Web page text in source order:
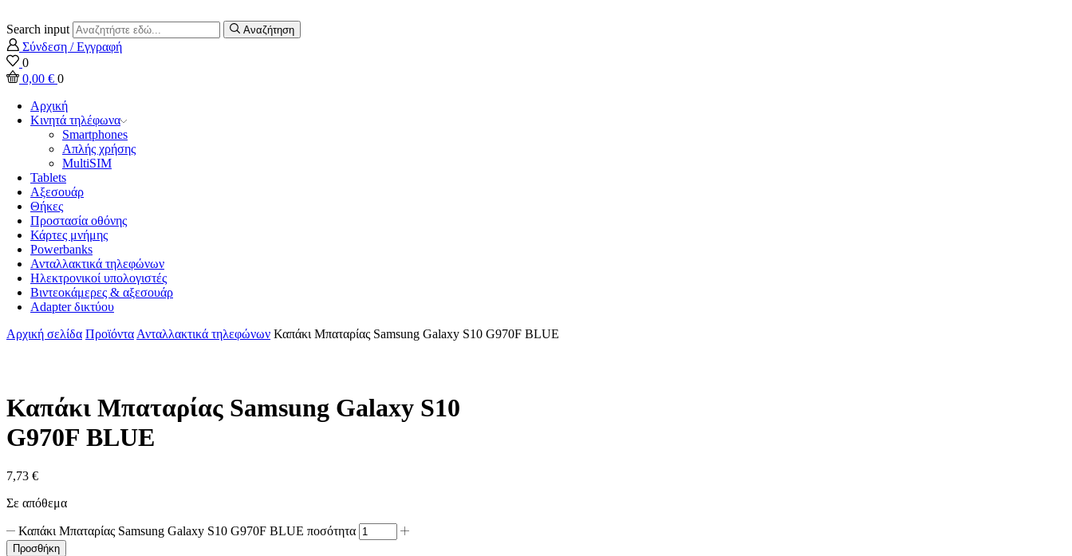
Search input Αναζήτηση
Σύνδεση / Εγγραφή
0
0,00 € 0
Αρχική
Κινητά τηλέφωνα
Smartphones
Απλής χρήσης
MultiSIM
Tablets
Αξεσουάρ
Θήκες
Προστασία οθόνης
Κάρτες μνήμης
Powerbanks
Ανταλλακτικά τηλεφώνων
Ηλεκτρονικοί υπολογιστές
Βιντεοκάμερες & αξεσουάρ
Adapter δικτύου
Αρχική σελίδα Προϊόντα Ανταλλακτικά τηλεφώνων Καπάκι Μπαταρίας Samsung Galaxy S10 G970F BLUE
Καπάκι Μπαταρίας Samsung Galaxy S10
G970F BLUE
7,73 €
Σε απόθεμα
Καπάκι Μπαταρίας Samsung Galaxy S10 G970F BLUE ποσότητα
Προσθήκη